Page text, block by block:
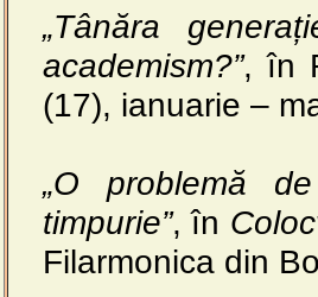
„Tânăra
academism?”, în
(17), ianuarie –
„O problemă
timpurie”, în
Filarmonica din